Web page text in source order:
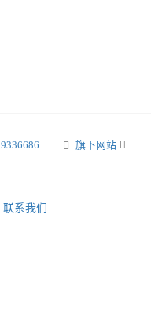
旗下网站
联系我们